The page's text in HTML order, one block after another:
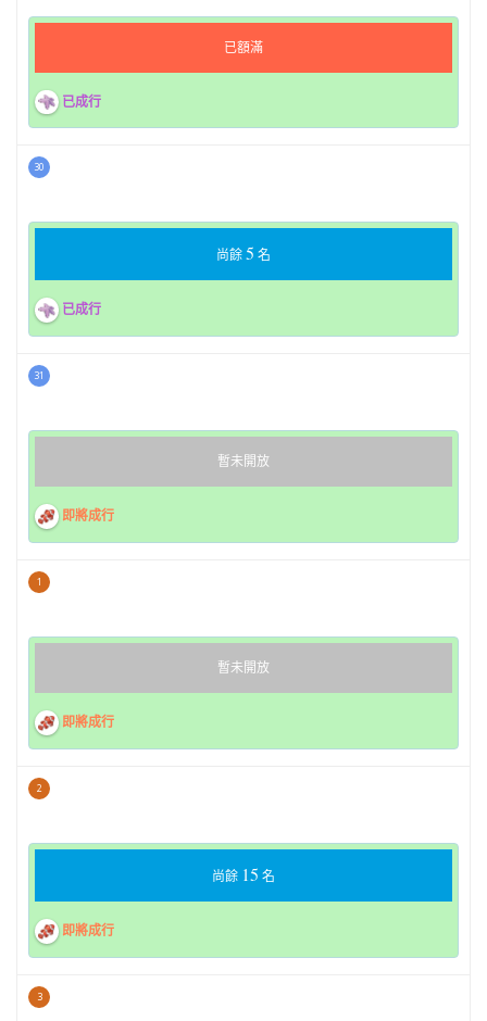
已額滿
已成行
30
尚餘5 名
已成行
31
暫未開放
即將成行
1
暫未開放
即將成行
2
尚餘 15 名
即將成行
3